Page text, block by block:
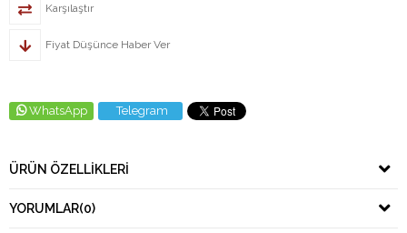
Karşılaştır
Fiyat Düşünce Haber Ver
WhatsApp Telegram
ÜRÜN ÖZELLIKLERI
YORUMLAR(0)